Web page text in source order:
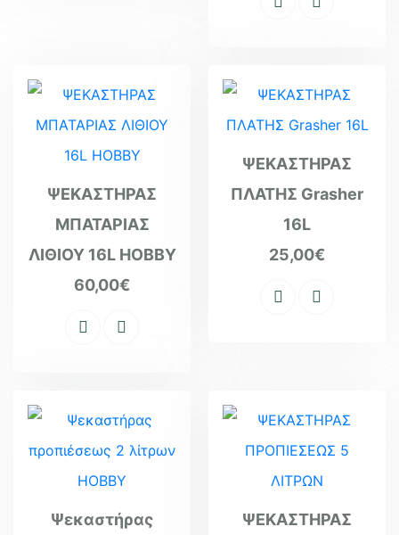
ΨΕΚΑΣΤΗΡΑΣ
ΜΠΑΤΑΡΙΑΣ
ΛΙΘΙΟΥ 16L HOBBY
60,00€
ΨΕΚΑΣΤΗΡΑΣ
ΠΛΑΤΗΣ Grasher
16L
25,00€
Ψεκαστήρας
ΨΕΚΑΣΤΗΡΑΣ